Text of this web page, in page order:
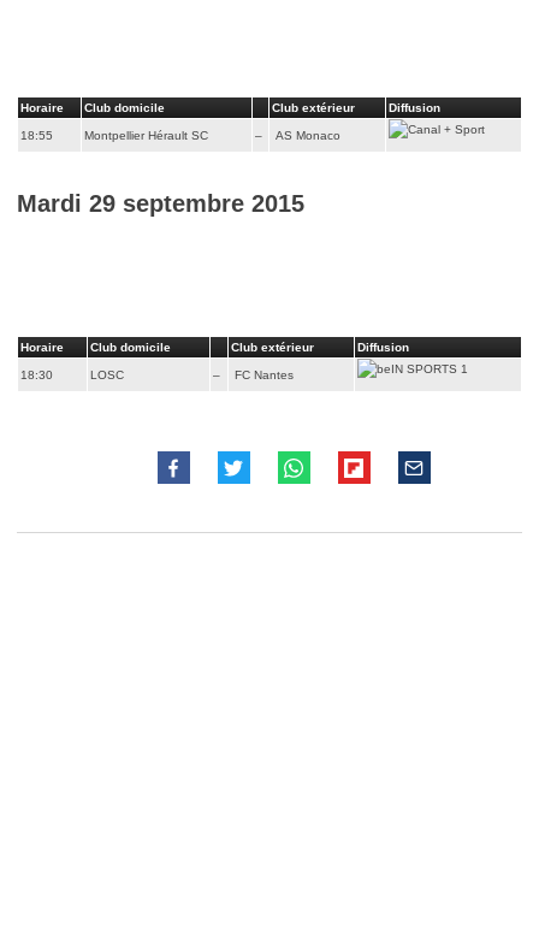
Horaire Club domicile Club extérieur Diffusion
18:55 Montpellier Hérault SC – AS Monaco
Mardi 29 septembre 2015
Horaire Club domicile Club extérieur Diffusion
18:30 LOSC – FC Nantes